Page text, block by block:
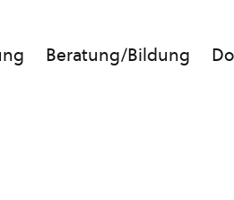
Beratung/Bildung